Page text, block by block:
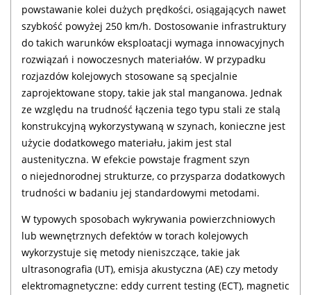
powstawanie kolei dużych prędkości, osiągających nawet
szybkość powyżej 250 km/h. Dostosowanie infrastruktury
do takich warunków eksploatacji wymaga innowacyjnych
rozwiązań i nowoczesnych materiałów. W przypadku
rozjazdów kolejowych stosowane są specjalnie
zaprojektowane stopy, takie jak stal manganowa. Jednak
ze względu na trudność łączenia tego typu stali ze stalą
konstrukcyjną wykorzystywaną w szynach, konieczne jest
użycie dodatkowego materiału, jakim jest stal
austenityczna. W efekcie powstaje fragment szyn
o niejednorodnej strukturze, co przysparza dodatkowych
trudności w badaniu jej standardowymi metodami.
W typowych sposobach wykrywania powierzchniowych
lub wewnętrznych defektów w torach kolejowych
wykorzystuje się metody nieniszczące, takie jak
ultrasonografia (UT), emisja akustyczna (AE) czy metody
elektromagnetyczne: eddy current testing (ECT), magnetic